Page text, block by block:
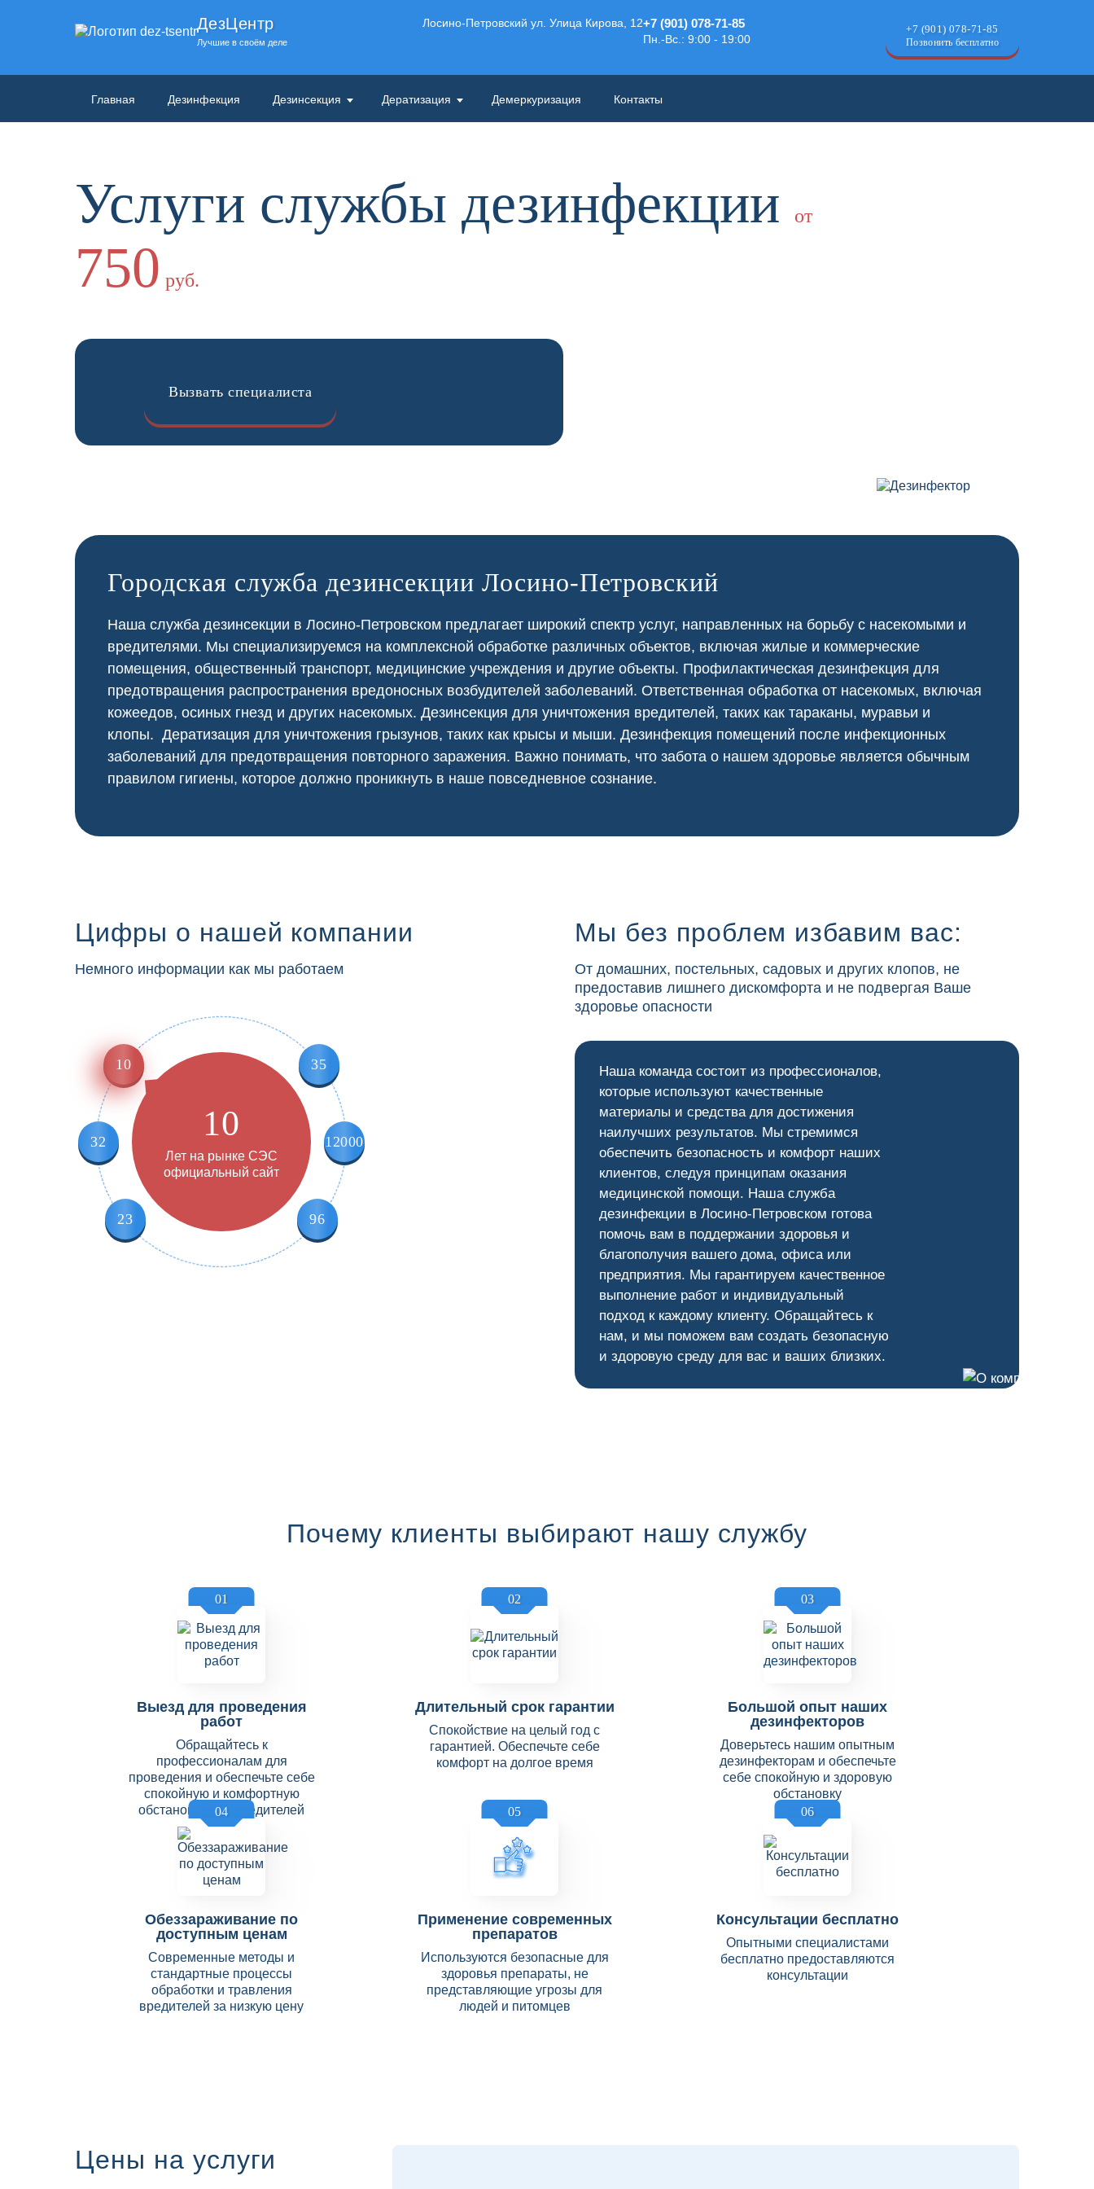
ДезЦентр
Лучшие в своём деле
Лосино-Петровский ул. Улица Кирова, 12+7 (901) 078-71-85
Пн.-Вс.: 9:00 - 19:00
+7 (901) 078-71-85
Позвонить бесплатно
Главная Дезинфекция Дезинсекция Дератизация Демеркуризация Контакты
Услуги службы дезинфекции от
750 руб.
Вызвать специалиста
Городская служба дезинсекции Лосино-Петровский
Наша служба дезинсекции в Лосино-Петровском предлагает широкий спектр услуг, направленных на борьбу с насекомыми и
вредителями. Мы специализируемся на комплексной обработке различных объектов, включая жилые и коммерческие
помещения, общественный транспорт, медицинские учреждения и другие объекты. Профилактическая дезинфекция для
предотвращения распространения вредоносных возбудителей заболеваний. Ответственная обработка от насекомых, включая
кожеедов, осиных гнезд и других насекомых. Дезинсекция для уничтожения вредителей, таких как тараканы, муравьи и
клопы. Дератизация для уничтожения грызунов, таких как крысы и мыши. Дезинфекция помещений после инфекционных
заболеваний для предотвращения повторного заражения. Важно понимать, что забота о нашем здоровье является обычным
правилом гигиены, которое должно проникнуть в наше повседневное сознание.
Цифры о нашей компании
Немного информации как мы работаем
10 35
12000
96
23
32 10
Лет на рынке СЭС
официальный сайт
Мы без проблем избавим вас:
От домашних, постельных, садовых и других клопов, не
предоставив лишнего дискомфорта и не подвергая Ваше
здоровье опасности
Наша команда состоит из профессионалов,
которые используют качественные
материалы и средства для достижения
наилучших результатов. Мы стремимся
обеспечить безопасность и комфорт наших
клиентов, следуя принципам оказания
медицинской помощи. Наша служба
дезинфекции в Лосино-Петровском готова
помочь вам в поддержании здоровья и
благополучия вашего дома, офиса или
предприятия. Мы гарантируем качественное
выполнение работ и индивидуальный
подход к каждому клиенту. Обращайтесь к
нам, и мы поможем вам создать безопасную
и здоровую среду для вас и ваших близких.
Почему клиенты выбирают нашу службу
01
Выезд для проведения
работ
Обращайтесь к
профессионалам для
проведения и обеспечьте себе
спокойную и комфортную
обстановку без вредителей
02
Длительный срок гарантии
Спокойствие на целый год с
гарантией. Обеспечьте себе
комфорт на долгое время
03
Большой опыт наших
дезинфекторов
Доверьтесь нашим опытным
дезинфекторам и обеспечьте
себе спокойную и здоровую
обстановку
04
Обеззараживание по
доступным ценам
Современные методы и
стандартные процессы
обработки и травления
вредителей за низкую цену
05
Применение современных
препаратов
Используются безопасные для
здоровья препараты, не
представляющие угрозы для
людей и питомцев
06
Консультации бесплатно
Опытными специалистами
бесплатно предоставляются
консультации
Цены на услуги